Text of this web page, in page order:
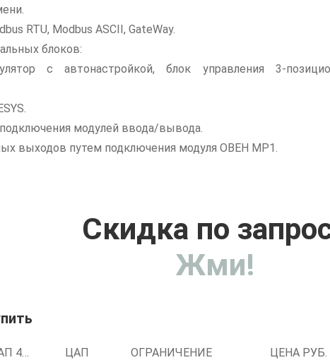
RTU, Modbus ASCII, GateWay.
блоков:
с автонастройкой, блок управления 3-
модулей ввода/вывода.
выходов путем подключения модуля ОВЕН МР1.
Скидка по
Жми!
4…
ЦАП
ОГРАНИЧЕНИЕ
ЦЕНА